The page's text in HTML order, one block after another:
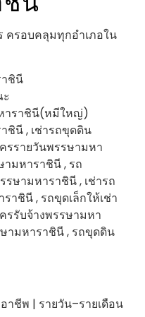
ครอบคลุมทุกอำเภอใน
ชินี
าราชินี(หมีใหญ่)
ชินี , เช่ารถขุดดิน
รรายวันพรรษามหา
มหาราชินี , รถ
ษามหาราชินี , เช่ารถ
าชินี , รถขุดเล็กให้เช่า
รรับจ้างพรรษามหา
ามหาราชินี , รถขุดดิน
ชีพ | รายวัน–รายเดือน